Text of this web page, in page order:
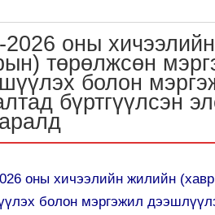
2026 оны
төрөлжсөн
болон
бүртгүүлсэн
оны хичээлийн жилийн
болон мэргэжил